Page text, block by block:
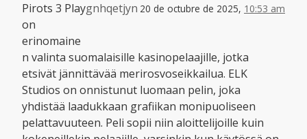
gnhqetjyn 20 de octubre de 2025, 10:53 am
Pirots 3 Play
on
erinomaine
n valinta suomalaisille kasinopelaajille, jotka
etsivät jännittävää merirosvoseikkailua. ELK
Studios on onnistunut luomaan pelin, joka
yhdistää laadukkaan grafiikan monipuoliseen
pelattavuuteen. Peli sopii niin aloittelijoille kuin